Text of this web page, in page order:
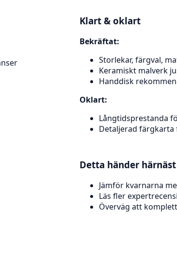
Klart & oklart
Bekräftat:
Storlekar, färgval,
Keramiskt malverk
Handdisk
Oklart:
Långtidsprestanda
Detaljerad färgkarta
Detta händer härnäst
Jämför kvarnarna
Läs fler
Överväg att